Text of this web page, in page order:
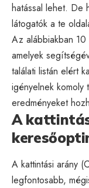
hatással lehet. De
látogatók a te
Az alábbiakban 10
amelyek
találati listán elért
igényelnek komoly
eredményeket
A
A kattintási arány
legfontosabb,